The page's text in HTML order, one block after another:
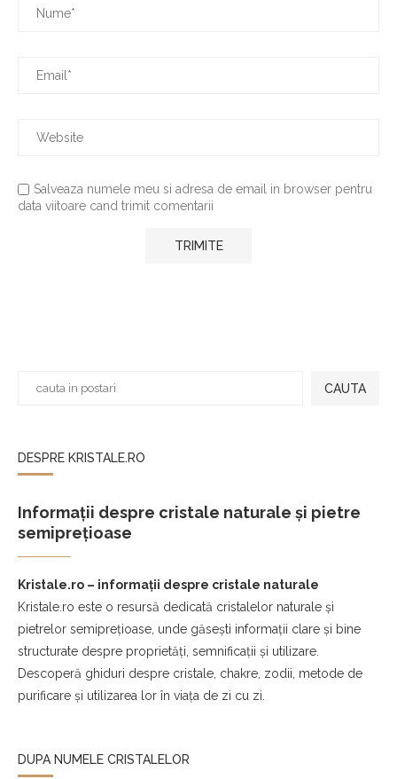
Salveaza numele meu si adresa de email in browser pentru
data viitoare cand trimit comentarii
CAUTA
DESPRE KRISTALE.RO
Informații despre cristale naturale și pietre
semiprețioase
Kristale.ro – informații despre cristale naturale
Kristale.ro este o resursă dedicată cristalelor naturale și
pietrelor semiprețioase, unde găsești informații clare și bine
structurate despre proprietăți, semnificații și utilizare.
Descoperă ghiduri despre cristale, chakre, zodii, metode de
purificare și utilizarea lor în viața de zi cu zi.
DUPA NUMELE CRISTALELOR